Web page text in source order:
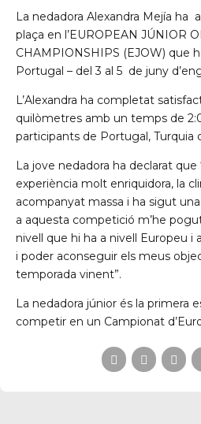
La nedadora Alexandra Mejía ha
plaça en l’EUROPEAN JÚNIOR
CHAMPIONSHIPS (EJOW) que
Portugal – del 3 al 5 de juny
L’Alexandra ha completat
quilòmetres amb un temps de
participants de Portugal, Turquia
La jove nedadora ha declarat que
experiència molt enriquidora, la
acompanyat massa i ha sigut
a aquesta competició m’he
nivell que hi ha a nivell Europeu
i poder aconseguir els meus
temporada vinent”.
La nedadora júnior és la primera
competir en un Campionat